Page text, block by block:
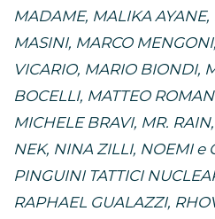
MADAME, MALIKA AYANE,
MASINI, MARCO
VICARIO, MARIO BIONDI,
BOCELLI, MATTEO
MICHELE BRAVI, MR.
NEK, NINA ZILLI, NOEMI e
PINGUINI TATTICI
RAPHAEL GUALAZZI,